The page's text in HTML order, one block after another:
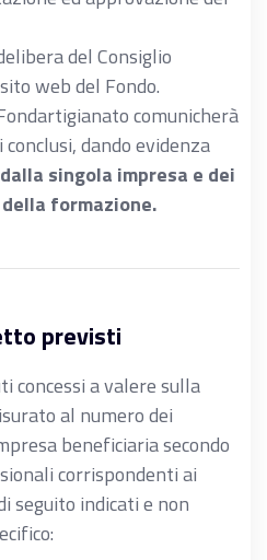
del Consiglio
web del Fondo.
comunicherà
dando evidenza
singola impresa e dei
formazione.
previsti
concessi a valere sulla
al numero dei
beneficiaria secondo
corrispondenti ai
seguito indicati e non